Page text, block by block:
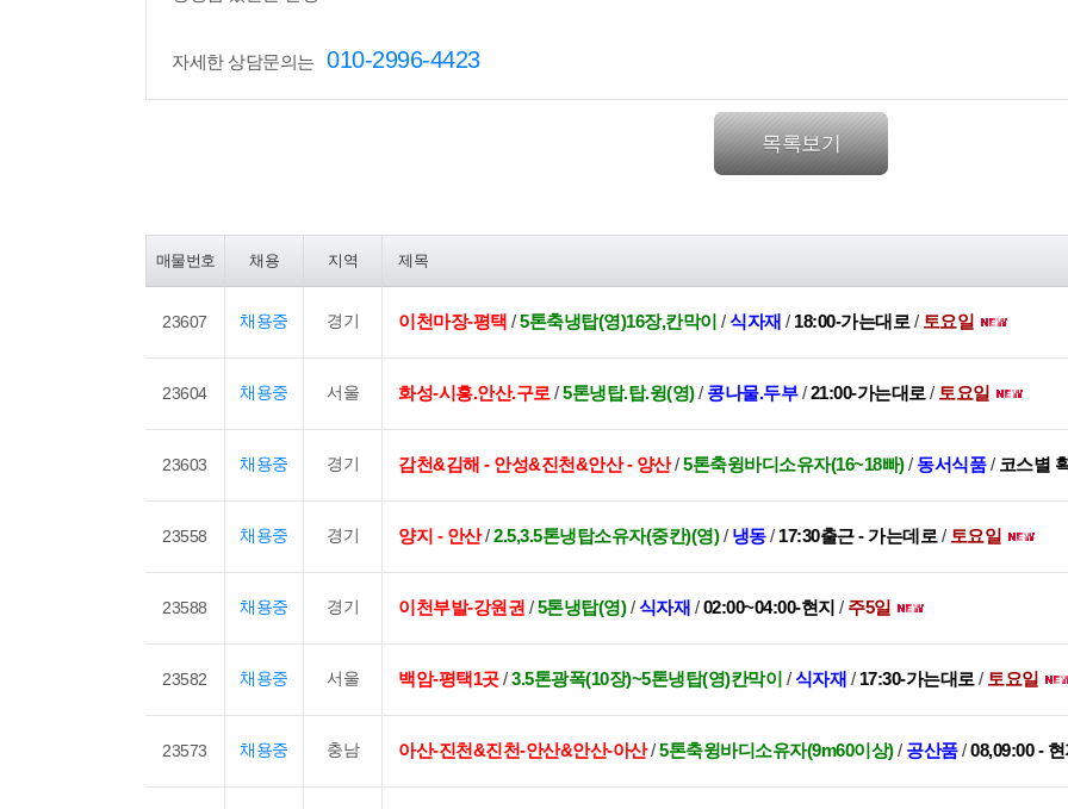
자세한 상담문의는 010-2996-4423
목록보기
매물번호 채용 지역 제목
23607 채용중 경기 이천마장-평택 /5톤축냉탑(영)16장,칸막이 /식자재 / 18:00-가는대로 / 토요일
23604 채용중 서울 화성-시흥.안산.구로 /5톤냉탑.탑.윙(영)/ 콩나물.두부/21:00-가는대로 / 토요일
23603 채용중 경기 감천&김해 - 안성&진천&안산 - 양산/5톤축윙바디소유자(16~18빠)/ 동서식품/ 코스별
23558 채용중 경기 양지 - 안산/2.5,3.5톤냉탑소유자(중칸)(영)/ 냉동/ 17:30출근 - 가는데로 / 토요일
23588 채용중 경기 이천부발-강원권 /5톤냉탑(영)/식자재 /02:00~04:00-현지 / 주5일
23582 채용중 서울 백암-평택1곳/3.5톤광폭(10장)~5톤냉탑(영)칸막이 /식자재 / 17:30-가는대로 / 토요일
23573 채용중 충남 아산-진천&진천-안산&안산-아산/5톤축윙바디소유자(9m60이상)/ 공산품/08,09:00 - 현